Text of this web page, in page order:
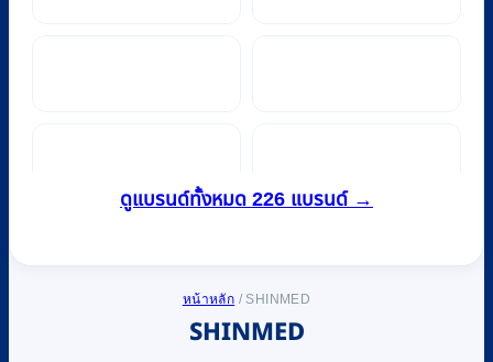
ดูแบรนด์ทั้งหมด 226 แบรนด์ →
หน้าหลัก / SHINMED
SHINMED